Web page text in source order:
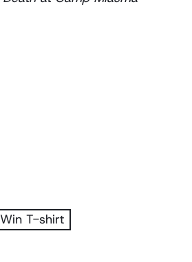
Win T-shirt